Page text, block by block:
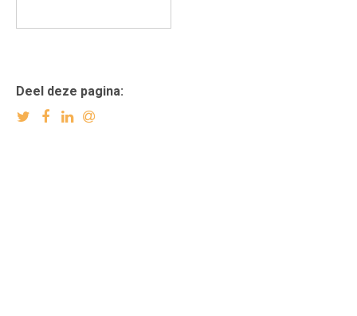
Deel deze pagina: